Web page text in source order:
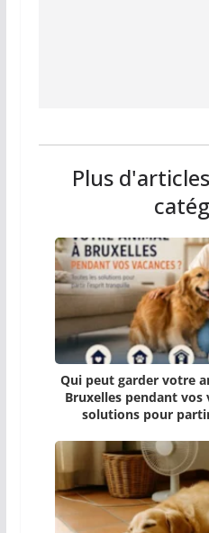
Plus
Qui peut garder votre
Bruxelles pendant vos
solutions pour